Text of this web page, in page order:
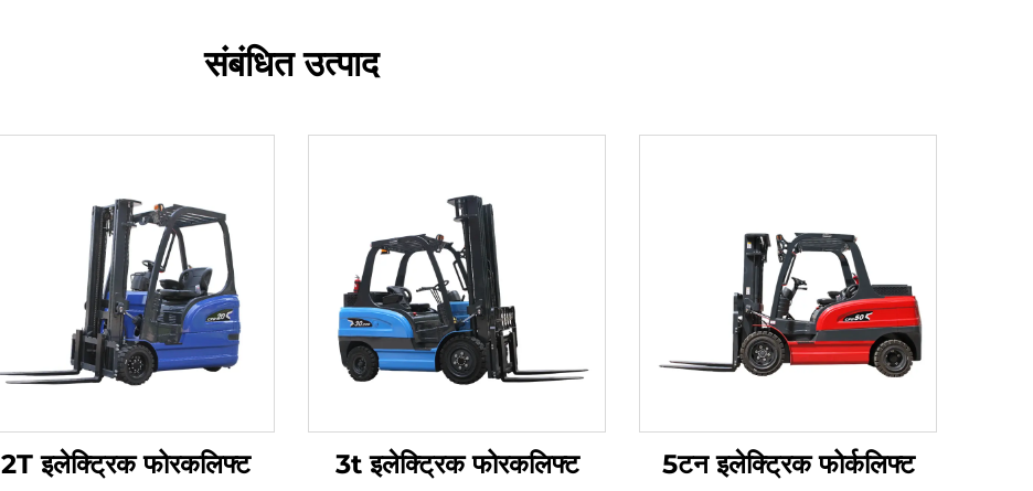
संबंधित उत्पाद
2T इलेक्ट्रिक फोरकलिफ्ट 3t इलेक्ट्रिक फोरकलिफ्ट 5टन इलेक्ट्रिक फोर्कलिफ्ट